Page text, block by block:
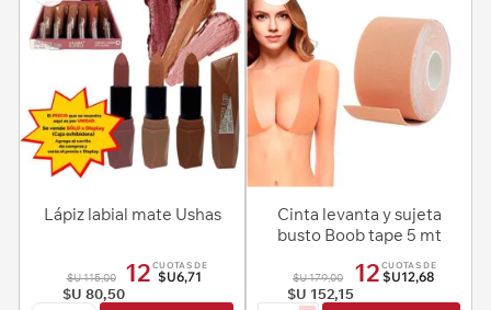
Lápiz labial mate Ushas
$U 115,00
$U 80,50
12 CUOTAS DE
$U6,71
Cinta levanta y sujeta
busto Boob tape 5 mt
$U 179,00
$U 152,15
12 CUOTAS DE
$U12,68